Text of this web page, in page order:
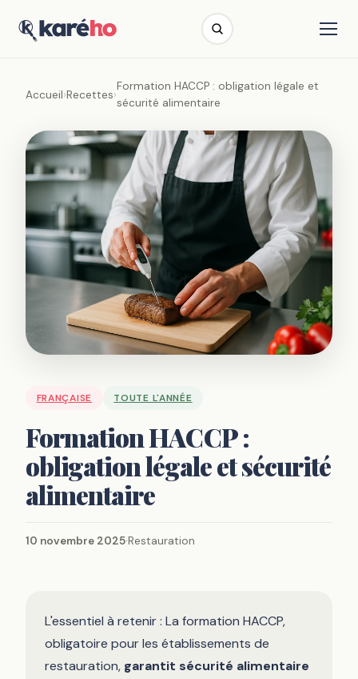
Accueil›Recettes›
Formation HACCP : obligation légale et
sécurité alimentaire
FRANÇAISE TOUTE L'ANNÉE
Formation HACCP :
obligation légale et sécurité
alimentaire
10 novembre 2025·Restauration
L'essentiel à retenir : La formation HACCP,
obligatoire pour les établissements de
restauration, garantit sécurité alimentaire